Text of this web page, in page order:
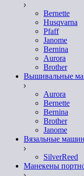
Bernette
Husqvarna
Pfaff
Janome
Bernina
Aurora
Brother
Вышивальные
Aurora
Bernette
Bernina
Brother
Janome
Вязальные
SilverReed
Манекены